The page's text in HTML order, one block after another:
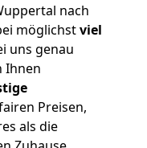
nach
möglichstviel
uns genau
Ihnen
Preisen,
als die